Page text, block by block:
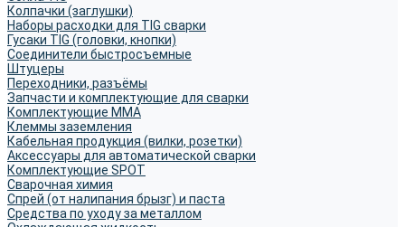
Колпачки (заглушки)
Наборы расходки для TIG сварки
Гусаки TIG (головки, кнопки)
Соединители быстросъемные
Штуцеры
Переходники, разъёмы
Запчасти и комплектующие для сварки
Комплектующие ММА
Клеммы заземления
Кабельная продукция (вилки, розетки)
Аксессуары для автоматической сварки
Комплектующие SPOT
Сварочная химия
Спрей (от налипания брызг) и паста
Средства по уходу за металлом